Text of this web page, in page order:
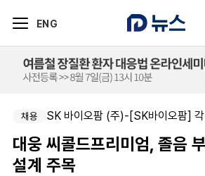
ENG
채용
채용 주식회사 제이앤에스메디칼-도매약
대웅 씨콜드프리미엄, 졸음
설계 주목